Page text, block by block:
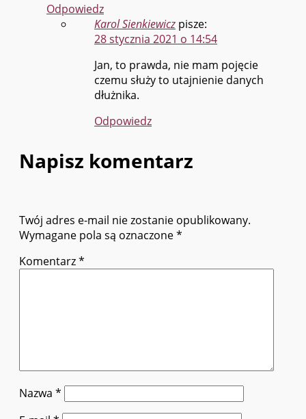
Odpowiedz
Karol Sienkiewicz pisze:
28 stycznia 2021 o 14:54
Jan, to prawda, nie mam pojęcie
czemu służy to utajnienie danych
dłużnika.
Odpowiedz
Napisz komentarz
Twój adres e-mail nie zostanie opublikowany.
Wymagane pola są oznaczone*
Komentarz*
Nazwa *